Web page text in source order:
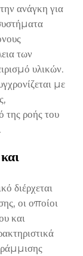
ανάγκη για
των
υλικών.
με
της ροής του
διέρχεται
οι οποίοι
και